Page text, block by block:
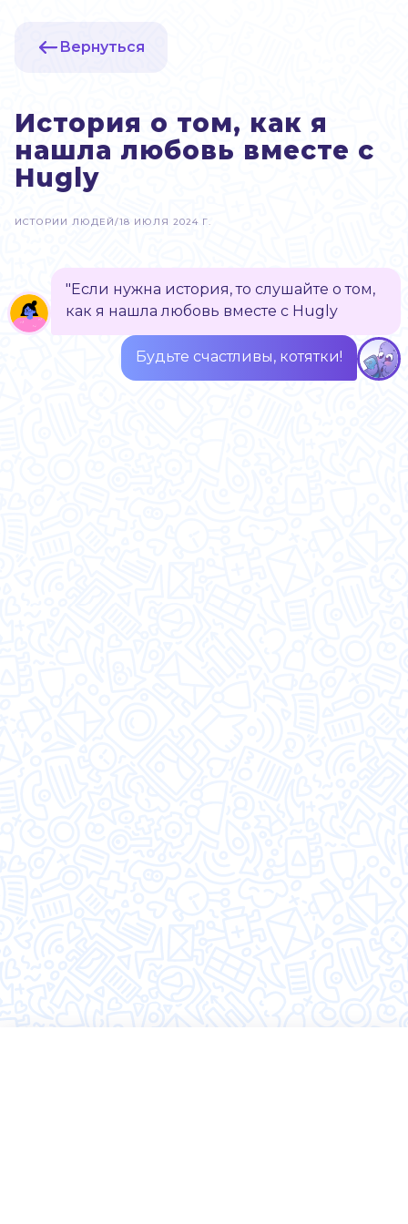
Вернуться
История о том, как я
нашла любовь вместе с
Hugly
ИСТОРИИ ЛЮДЕЙ/18 ИЮЛЯ 2024 Г.
"Если нужна история, то слушайте о том,
как я нашла любовь вместе с Hugly
Будьте счастливы, котятки!